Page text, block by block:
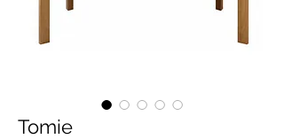
Tomie